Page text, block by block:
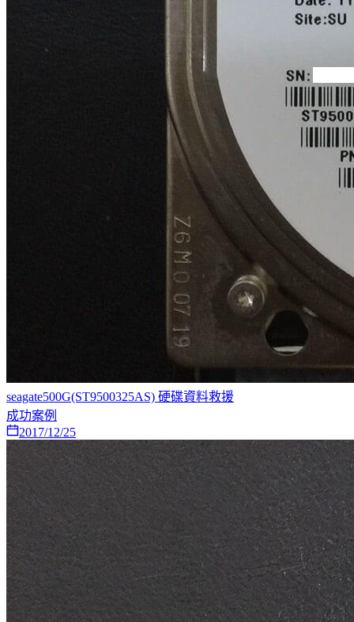
seagate500G(ST9500325AS) 硬碟資料救援
成功案例
2017/12/25